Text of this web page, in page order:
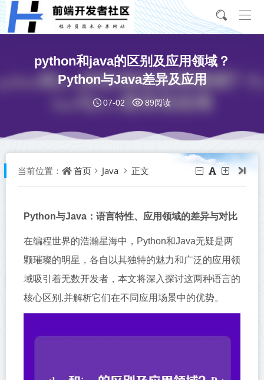
python和java的区别及应用领域？
Python与Java差异及应用
07-02 89阅读
当前位置： 首页 Java 正文
Python与Java：语言特性、应用领域的差异与对比
在编程世界的浩瀚星海中，Python和Java无疑是两
颗璀璨的明星，各自以其独特的魅力和广泛的应用领
域吸引着无数开发者，本文将深入探讨这两种语言的
核心区别,并解析它们在不同应用场景中的优势。